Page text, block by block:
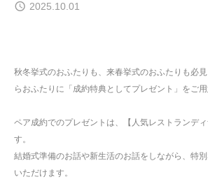
2025.10.01
秋冬挙式のおふたりも、来春挙式のおふたりも必
らおふたりに「成約特典としてプレゼント」をご用
ペア成約でのプレゼントは、【人気レストランデ
す。
結婚式準備のお話や新生活のお話をしながら、特
いただけます。